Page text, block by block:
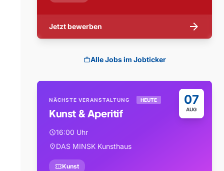
Jetzt bewerben arrow_forward
workAlle Jobs im Jobticker
07
AUG
NÄCHSTE VERANSTALTUNG HEUTE
Kunst & Aperitif
schedule16:00 Uhr
location_onDAS MINSK Kunsthaus
confirmation_numberKunst